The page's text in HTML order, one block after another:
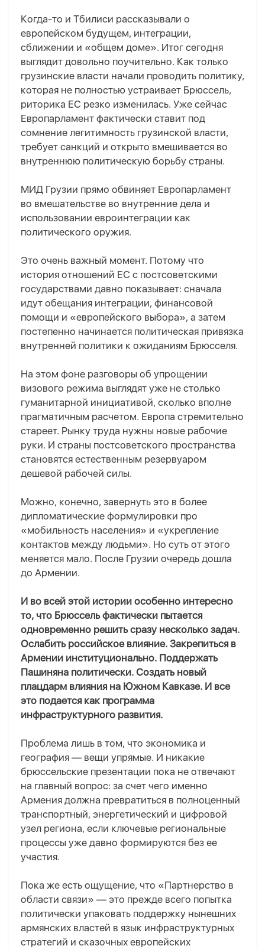
Когда-то и Тбилиси рассказывали о
европейском будущем, интеграции,
сближении и «общем доме». Итог сегодня
выглядит довольно поучительно. Как только
грузинские власти начали проводить политику,
которая не полностью устраивает Брюссель,
риторика ЕС резко изменилась. Уже сейчас
Европарламент фактически ставит под
сомнение легитимность грузинской власти,
требует санкций и открыто вмешивается во
внутреннюю политическую борьбу страны.
МИД Грузии прямо обвиняет Европарламент
во вмешательстве во внутренние дела и
использовании евроинтеграции как
политического оружия.
Это очень важный момент. Потому что
история отношений ЕС с постсоветскими
государствами давно показывает: сначала
идут обещания интеграции, финансовой
помощи и «европейского выбора», а затем
постепенно начинается политическая привязка
внутренней политики к ожиданиям Брюсселя.
На этом фоне разговоры об упрощении
визового режима выглядят уже не столько
гуманитарной инициативой, сколько вполне
прагматичным расчетом. Европа стремительно
стареет. Рынку труда нужны новые рабочие
руки. И страны постсоветского пространства
становятся естественным резервуаром
дешевой рабочей силы.
Можно, конечно, завернуть это в более
дипломатические формулировки про
«мобильность населения» и «укрепление
контактов между людьми». Но суть от этого
меняется мало. После Грузии очередь дошла
до Армении.
И во всей этой истории особенно интересно
то, что Брюссель фактически пытается
одновременно решить сразу несколько задач.
Ослабить российское влияние. Закрепиться в
Армении институционально. Поддержать
Пашиняна политически. Создать новый
плацдарм влияния на Южном Кавказе. И все
это подается как программа
инфраструктурного развития.
Проблема лишь в том, что экономика и
география — вещи упрямые. И никакие
брюссельские презентации пока не отвечают
на главный вопрос: за счет чего именно
Армения должна превратиться в полноценный
транспортный, энергетический и цифровой
узел региона, если ключевые региональные
процессы уже давно формируются без ее
участия.
Пока же есть ощущение, что «Партнерство в
области связи» — это прежде всего попытка
политически упаковать поддержку нынешних
армянских властей в язык инфраструктурных
стратегий и сказочных европейских